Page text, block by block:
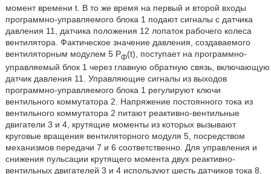
момент времени t. В то же время на первый и второй входы
программно-управляемого блока 1 подают сигналы с датчика
давления 11, датчика положения 12 лопаток рабочего колеса
вентилятора. Фактическое значение давления, создаваемого
вентиляторным модулем 5 Pф(t), поступает на программно-
управляемый блок 1 через главную обратную связь, включающую
датчик давления 11. Управляющие сигналы из выходов
программно-управляемого блока 1 регулируют ключи
вентильного коммутатора 2. Напряжение постоянного тока из
вентильного коммутатора 2 питают реактивно-вентильные
двигатели 3 и 4, крутящие моменты из которых вызывают
круговые вращения вентиляторного модуля 5, посредством
механизмов передачи 7 и 6 соответственно. Для управления и
снижения пульсации крутящего момента двух реактивно-
вентильных двигателей 3 и 4 используют шесть датчиков тока 8,